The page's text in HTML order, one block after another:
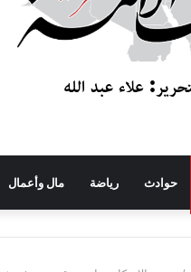
حوادث رياضة مال وأعمال